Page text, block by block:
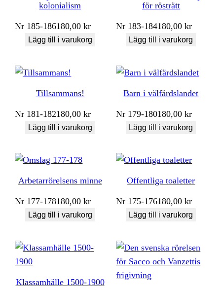
kolonialism
Nr 185-186180,00kr
Lägg till i varukorg
för rösträtt
Nr 183-184180,00kr
Lägg till i varukorg
Tillsammans!
Nr 181-182180,00kr
Lägg till i varukorg
Barn i välfärdslandet
Nr 179-180180,00kr
Lägg till i varukorg
Arbetarrörelsens minne
Nr 177-178180,00kr
Lägg till i varukorg
Offentliga toaletter
Nr 175-176180,00kr
Lägg till i varukorg
Klassamhälle 1500-1900